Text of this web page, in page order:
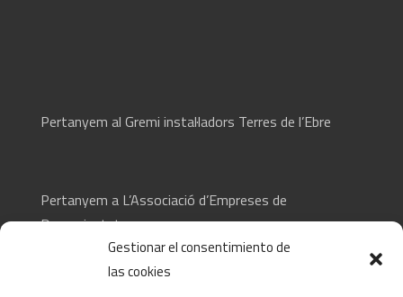
Gestionar el consentimiento de
las cookies
Pertanyem al Gremi instal·ladors Terres de l’Ebre
Pertanyem a L’Associació d’Empreses de
Desamiantat